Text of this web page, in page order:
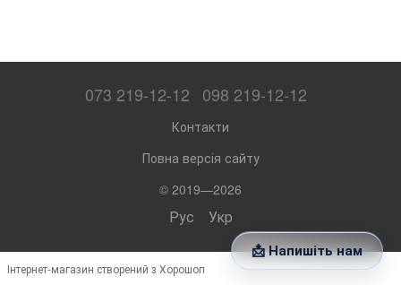
📩 Напишіть нам
073 219-12-12 098 219-12-12
Контакти
Повна версія сайту
© 2019—2026
Рус Укр
Інтернет-магазин створений з Хорошоп